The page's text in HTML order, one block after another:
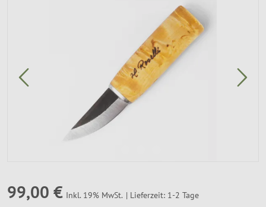
Service
99,00 € Inkl. 19% MwSt.
Lieferzeit: 1-2 Tage